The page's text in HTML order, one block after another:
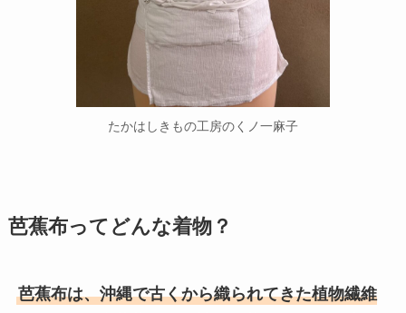
たかはしきもの工房のくノ一麻子
芭蕉布ってどんな着物？
芭蕉布は、沖縄で古くから織られてきた植物繊維